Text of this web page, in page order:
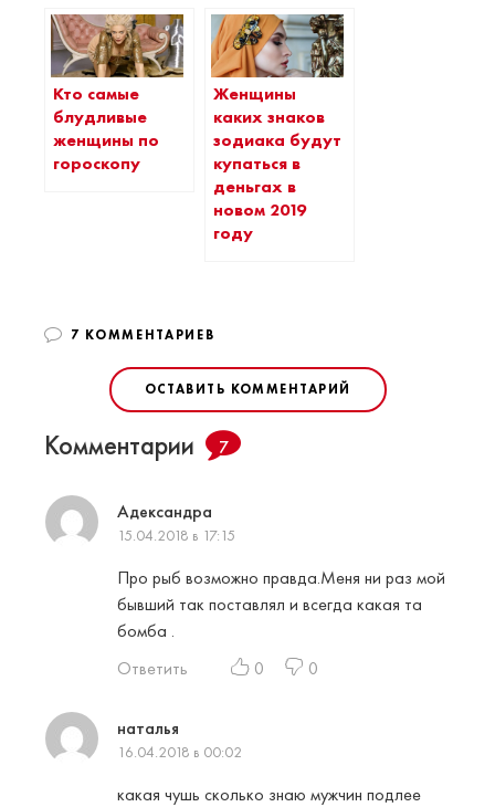
Кто самые
блудливые
женщины по
гороскопу
Женщины
каких знаков
зодиака будут
купаться в
деньгах в
новом 2019
году
7 КОММЕНТАРИЕВ
ОСТАВИТЬ КОММЕНТАРИЙ
Комментарии 7
Адександра
15.04.2018 в 17:15
Про рыб возможно правда.Меня ни раз мой
бывший так поставлял и всегда какая та
бомба .
Ответить
0 0
наталья
16.04.2018 в 00:02
какая чушь сколько знаю мужчин подлее